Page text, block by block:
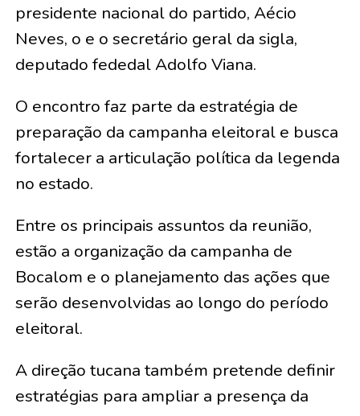
presidente nacional do partido, Aécio
Neves, o e o secretário geral da sigla,
deputado fededal Adolfo Viana.
O encontro faz parte da estratégia de
preparação da campanha eleitoral e busca
fortalecer a articulação política da legenda
no estado.
Entre os principais assuntos da reunião,
estão a organização da campanha de
Bocalom e o planejamento das ações que
serão desenvolvidas ao longo do período
eleitoral.
A direção tucana também pretende definir
estratégias para ampliar a presença da